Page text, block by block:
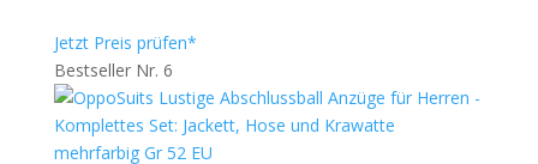
Jetzt Preis prüfen*
Bestseller Nr. 6